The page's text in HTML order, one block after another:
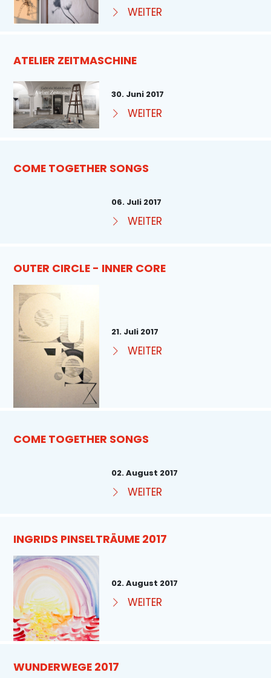
WEITER
ATELIER ZEITMASCHINE
30. Juni 2017
WEITER
COME TOGETHER SONGS
06. Juli 2017
WEITER
OUTER CIRCLE - INNER CORE
21. Juli 2017
WEITER
COME TOGETHER SONGS
02. August 2017
WEITER
INGRIDS PINSELTRÄUME 2017
02. August 2017
WEITER
WUNDERWEGE 2017